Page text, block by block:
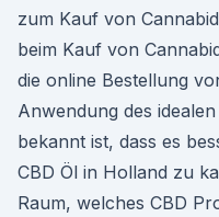
zum Kauf von
beim Kauf von
die online Bestellung
Anwendung des
bekannt ist, dass es
CBD Öl in Holland zu
Raum, welches CBD